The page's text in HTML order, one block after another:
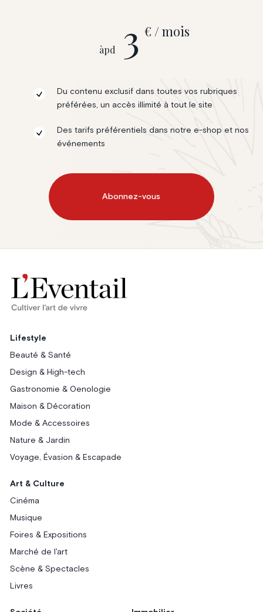
àpd 3 € / mois
Du contenu exclusif dans toutes vos rubriques
préférées, un accès illimité à tout le site
Des tarifs préférentiels dans notre e-shop et nos
événements
Abonnez-vous
Lifestyle
Beauté & Santé
Design & High-tech
Gastronomie & Oenologie
Maison & Décoration
Mode & Accessoires
Nature & Jardin
Voyage, Évasion & Escapade
Art & Culture
Cinéma
Musique
Foires & Expositions
Marché de l'art
Scène & Spectacles
Livres